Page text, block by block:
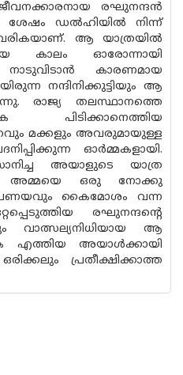
രഘുനന്ദൻ
ശേഷം ഡൽഹിയിൽ നിന്ന്
വരികയാണ്. ആ യാത്രയിൽ
കാലം ഓരോന്നായി
കാരണമായ
നന്ദിനിക്കുട്ടിയും ആ
രാജ്യ തലസ്ഥാനത്തെ
മക്കളും അവരുമായുള്ള
ഓർമ്മകളായി.
അയാളുടെ യാത്ര
അമ്മയെ ഒരു നോക്കു
കൈമോശം വന്ന
രഘുനന്ദന്റെ
വാത്സല്യനിധിയായ ആ
എത്തിയ അയാൾക്കായി
പ്രതീക്ഷിക്കാത്ത